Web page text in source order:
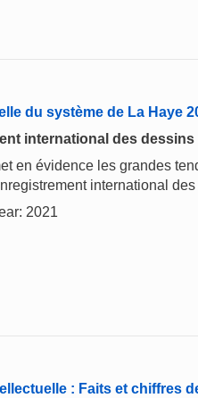
du système de La Haye
international des
en évidence les grandes
international
2021
: Faits et chiffres